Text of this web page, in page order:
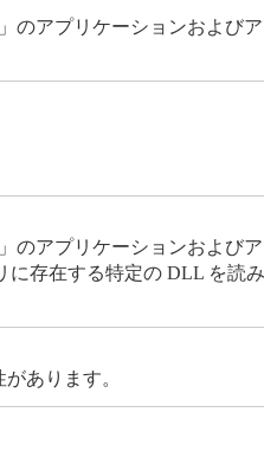
のアプリケーションおよび
のアプリケーションおよび
存在する特定の DLL を読
あります。